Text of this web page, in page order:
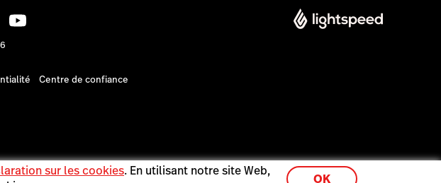
Centre de confiance
sur les cookies. En utilisant notre site Web,
OK